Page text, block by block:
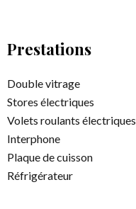
Prestations
Double vitrage
Stores électriques
Volets roulants électriques
Interphone
Plaque de cuisson
Réfrigérateur